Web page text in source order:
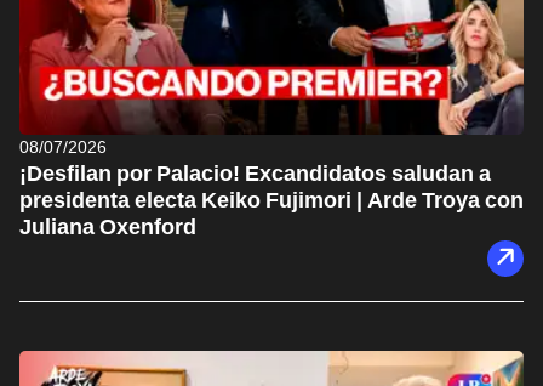
08/07/2026
¡Desfilan por Palacio! Excandidatos saludan a
presidenta electa Keiko Fujimori | Arde Troya con
Juliana Oxenford